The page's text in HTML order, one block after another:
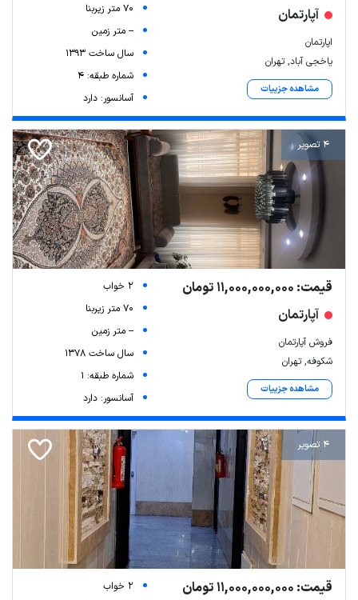
آپارتمان
اپارتمان
یاخجی آباد, تهران
مشاهده جزییات
70 متر زیربنا
-- متر زمین
سال ساخت 1393
شماره طبقه: 4
آسانسور: دارد
4 تصویر
قیمت: 11,000,000,000 تومان
آپارتمان
فروش آپارتمان
شکوفه, تهران
مشاهده جزییات
2 خواب
70 متر زیربنا
-- متر زمین
سال ساخت 1378
شماره طبقه: 1
آسانسور: دارد
4 تصویر
قیمت: 11,000,000,000 تومان
2 خواب